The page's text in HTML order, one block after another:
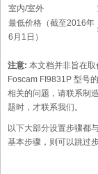
室内/室外
最低价格（截至2016年
6月1日）
注意: 本文档并非旨在
Foscam FI9831P 型号
相关的问题，请联系制
题时，才联系我们。
以下大部分设置步骤都
基本步骤，则可以跳过